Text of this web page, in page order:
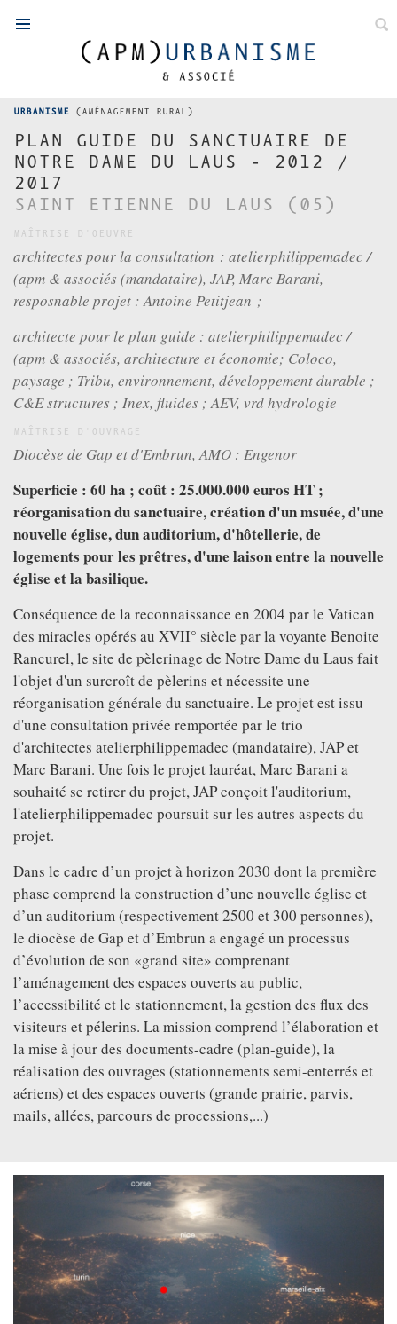
URBANISME (AMÉNAGEMENT RURAL)
PLAN GUIDE DU SANCTUAIRE DE
NOTRE DAME DU LAUS - 2012 /
2017
SAINT ETIENNE DU LAUS (05)
MAÎTRISE D'OEUVRE
architectes pour la consultation : atelierphilippemadec /
(apm & associés (mandataire), JAP, Marc Barani,
resposnable projet : Antoine Petitjean ;
architecte pour le plan guide : atelierphilippemadec /
(apm & associés, architecture et économie; Coloco,
paysage ; Tribu, environnement, développement durable ;
C&E structures ; Inex, fluides ; AEV, vrd hydrologie
MAÎTRISE D'OUVRAGE
Diocèse de Gap et d'Embrun, AMO : Engenor
Superficie : 60 ha ; coût : 25.000.000 euros HT ;
réorganisation du sanctuaire, création d'un msuée, d'une
nouvelle église, dun auditorium, d'hôtellerie, de
logements pour les prêtres, d'une laison entre la nouvelle
église et la basilique.
Conséquence de la reconnaissance en 2004 par le Vatican
des miracles opérés au XVII° siècle par la voyante Benoite
Rancurel, le site de pèlerinage de Notre Dame du Laus fait
l'objet d'un surcroît de pèlerins et nécessite une
réorganisation générale du sanctuaire. Le projet est issu
d'une consultation privée remportée par le trio
d'architectes atelierphilippemadec (mandataire), JAP et
Marc Barani. Une fois le projet lauréat, Marc Barani a
souhaité se retirer du projet, JAP conçoit l'auditorium,
l'atelierphilippemadec poursuit sur les autres aspects du
projet.
Dans le cadre d’un projet à horizon 2030 dont la première
phase comprend la construction d’une nouvelle église et
d’un auditorium (respectivement 2500 et 300 personnes),
le diocèse de Gap et d’Embrun a engagé un processus
d’évolution de son «grand site» comprenant
l’aménagement des espaces ouverts au public,
l’accessibilité et le stationnement, la gestion des flux des
visiteurs et pélerins. La mission comprend l’élaboration et
la mise à jour des documents-cadre (plan-guide), la
réalisation des ouvrages (stationnements semi-enterrés et
aériens) et des espaces ouverts (grande prairie, parvis,
mails, allées, parcours de processions,...)
/
ARCHITECTURE
CONCOURS
PHILIPPE MADEC
DISTINCTIONS
CONTACT
VIDÉOS
REMERCIEMENTS
PUBLICATIONS
TÉLÉCHARGEMENTS
SUIVEZ NOUS SURFACEBOOK